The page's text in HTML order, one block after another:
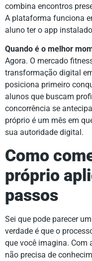
combina encontros
A plataforma funciona
aluno ter o app
Quando é o melhor
Agora. O mercado
transformação digital
posiciona primeiro
alunos que buscam
concorrência se
próprio é um mês em
sua autoridade digital.
Como
próprio
passos
Sei que pode parecer
verdade é que o
que você imagina. Com
não precisa de